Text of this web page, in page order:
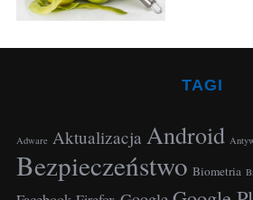
r
TAGI
Adware Aktualizacja Android
Bezpieczeństwo Biometria